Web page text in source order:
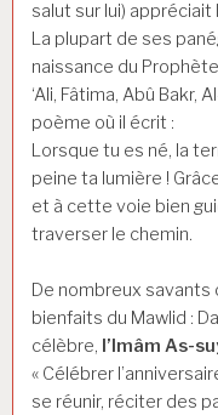
salut sur lui)
La plupart de ses
naissance du
‘Ali, Fâtima, Abû Bakr,
poème où il écrit :
Lorsque tu es né, la
peine ta lumière !
et à cette voie bien
traverser le chemin.
De nombreux savants
bienfaits du Mawlid :
célèbre, l’Imâm As-
« Célébrer
se réunir, réciter des